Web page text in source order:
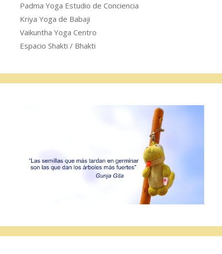
Padma Yoga Estudio de Conciencia
Kriya Yoga de Babaji
Vaikuntha Yoga Centro
Espacio Shakti / Bhakti